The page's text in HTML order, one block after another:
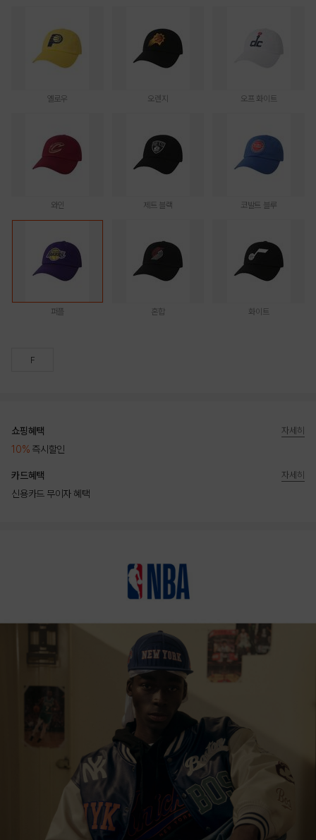
옐로우 오렌지 오프 화이트
와인 제트 블랙 코발트 블루
퍼플 혼합 화이트
F
쇼핑혜택
10% 즉시할인
자세히
카드혜택
신용카드 무이자 혜택
자세히